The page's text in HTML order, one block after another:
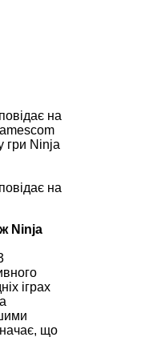
на
гри Ninja
на
Ninja
іграх
що